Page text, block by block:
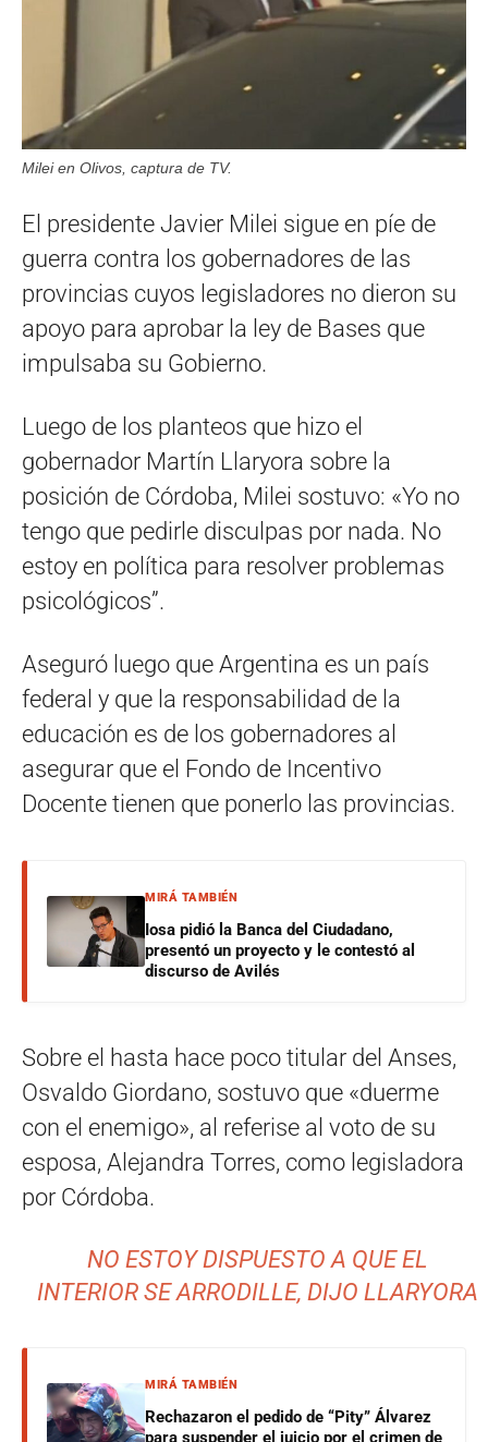
Milei en Olivos, captura de TV.
El presidente Javier Milei sigue en píe de
guerra contra los gobernadores de las
provincias cuyos legisladores no dieron su
apoyo para aprobar la ley de Bases que
impulsaba su Gobierno.
Luego de los planteos que hizo el
gobernador Martín Llaryora sobre la
posición de Córdoba, Milei sostuvo: «Yo no
tengo que pedirle disculpas por nada. No
estoy en política para resolver problemas
psicológicos”.
Aseguró luego que Argentina es un país
federal y que la responsabilidad de la
educación es de los gobernadores al
asegurar que el Fondo de Incentivo
Docente tienen que ponerlo las provincias.
MIRÁ TAMBIÉN
Iosa pidió la Banca del Ciudadano,
presentó un proyecto y le contestó al
discurso de Avilés
Sobre el hasta hace poco titular del Anses,
Osvaldo Giordano, sostuvo que «duerme
con el enemigo», al referise al voto de su
esposa, Alejandra Torres, como legisladora
por Córdoba.
NO ESTOY DISPUESTO A QUE EL
INTERIOR SE ARRODILLE, DIJO LLARYORA
MIRÁ TAMBIÉN
Rechazaron el pedido de “Pity” Álvarez
para suspender el juicio por el crimen de